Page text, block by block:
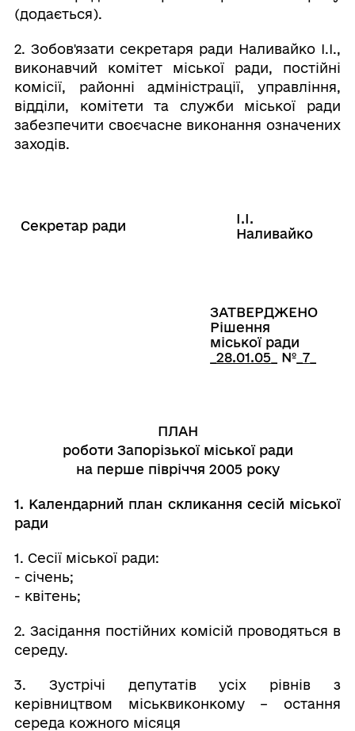
(додається).
2. Зобов'язати секретаря ради Наливайко І.І.,
виконавчий комітет міської ради, постійні
комісії, районні адміністрації, управління,
відділи, комітети та служби міської ради
забезпечити своєчасне виконання означених
заходів.
Секретар ради
І.І.
Наливайко
ЗАТВЕРДЖЕНО
Рішення
міської ради
28.01.05 _ №_ 7_
ПЛАН
роботи Запорізької міської ради
на перше півріччя 2005 року
1. Календарний план скликання сесій міської
ради
1. Сесії міської ради:
- січень;
- квітень;
2. Засідання постійних комісій проводяться в
середу.
3. Зустрічі депутатів усіх рівнів з
керівництвом міськвиконкому – остання
середа кожного місяця